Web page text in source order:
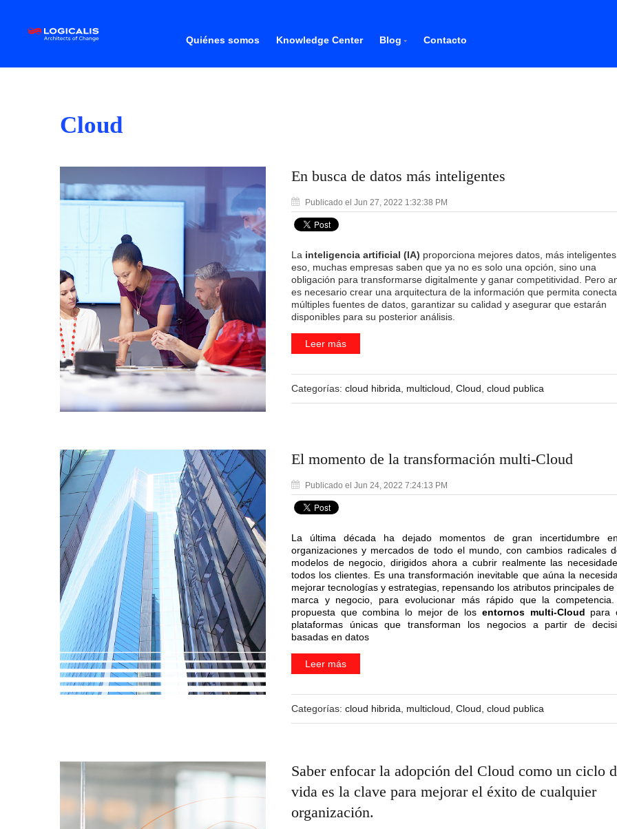
Quiénes somos Knowledge Center Blog Contacto
Cloud
En busca de datos más inteligentes
Publicado el Jun 27, 2022 1:32:38 PM
La inteligencia artificial (IA) proporciona mejores datos, más
eso, muchas empresas saben que ya no es solo una opción, sino una
obligación para transformarse digitalmente y ganar competitividad. Pero
es necesario crear una arquitectura de la información que permita
múltiples fuentes de datos, garantizar su calidad y asegurar que estarán
disponibles para su posterior análisis.
Leer más
Categorías: cloud hibrida multicloud Cloud cloud publica
El momento de la transformación multi-Cloud
Publicado el Jun 24, 2022 7:24:13 PM
La última década ha dejado momentos de gran incertidumbre
organizaciones y mercados de todo el mundo, con cambios radicales
modelos de negocio, dirigidos ahora a cubrir realmente las
todos los clientes. Es una transformación inevitable que aúna la
mejorar tecnologías y estrategias, repensando los atributos principales de
marca y negocio, para evolucionar más rápido que la competencia.
propuesta que combina lo mejor de los entornos multi-Cloud para
plataformas únicas que transforman los negocios a partir de
basadas en datos
Leer más
Categorías: cloud hibrida multicloud Cloud cloud publica
Saber enfocar la adopción del Cloud como un ciclo
vida es la clave para mejorar el éxito de cualquier
organización.